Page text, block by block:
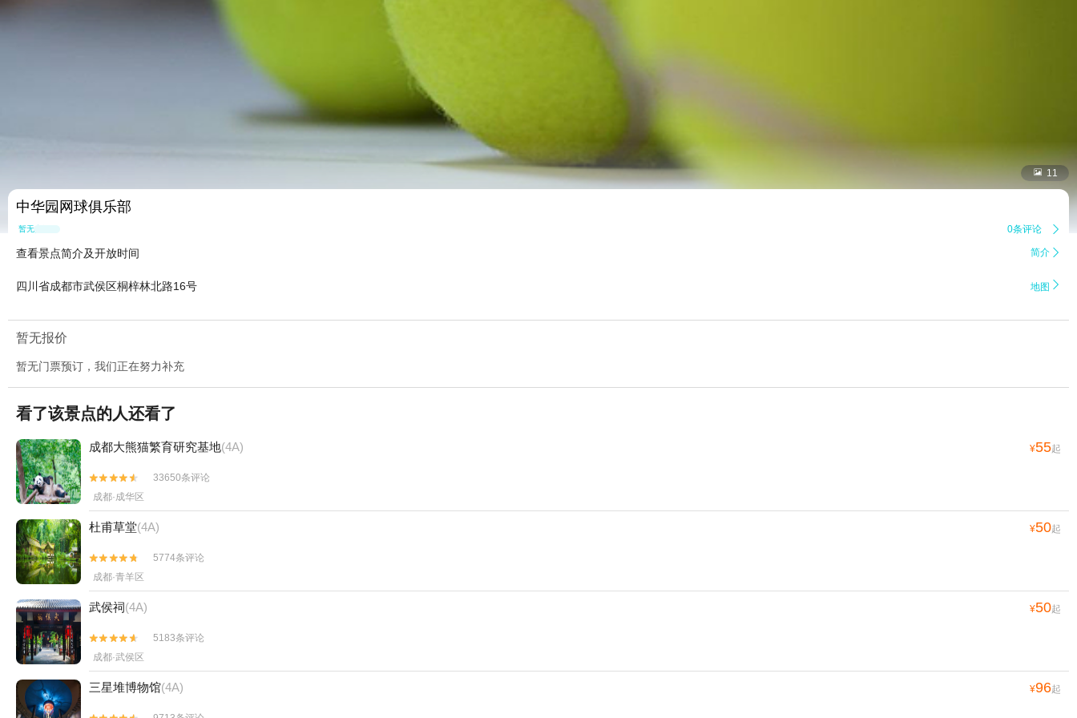
 11
中华园网球俱乐部
暂无点评 0条评论 
查看景点简介及开放时间 简介 
四川省成都市武侯区桐梓林北路16号 地图 
暂无报价
暂无门票预订，我们正在努力补充
看了该景点的人还看了
成都大熊猫繁育研究基地(4A) ¥55起


33650条评论
成都·成华区
杜甫草堂(4A) ¥50起


5774条评论
成都·青羊区
武侯祠(4A) ¥50起


5183条评论
成都·武侯区
三星堆博物馆(4A) ¥96起